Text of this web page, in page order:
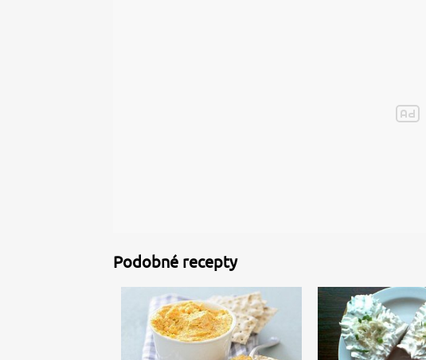
Podobné recepty